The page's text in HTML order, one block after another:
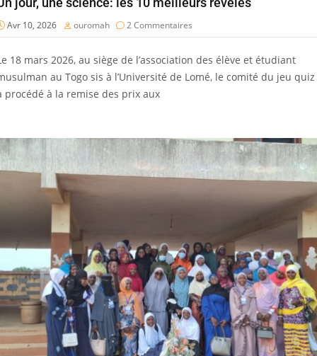
Avr 10, 2026 ouromah 2 Commentaires
18 mars 2026, au siège de l’association des élève et étudiant
au Togo sis à l’Université de Lomé, le comité du jeu quiz
procédé à la remise des prix aux